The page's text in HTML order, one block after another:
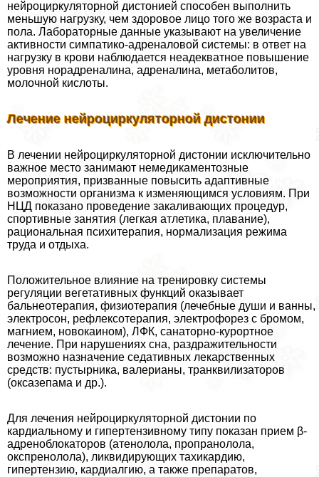
нейроциркуляторной дистонией способен выполнить
меньшую нагрузку, чем здоровое лицо того же возраста и
пола. Лабораторные данные указывают на увеличение
активности симпатико-адреналовой системы: в ответ на
нагрузку в крови наблюдается неадекватное повышение
уровня норадреналина, адреналина, метаболитов,
молочной кислоты.
Лечение нейроциркуляторной дистонии
В лечении нейроциркуляторной дистонии исключительно
важное место занимают немедикаментозные
мероприятия, призванные повысить адаптивные
возможности организма к изменяющимся условиям. При
НЦД показано проведение закаливающих процедур,
спортивные занятия (легкая атлетика, плавание),
рациональная психитерапия, нормализация режима
труда и отдыха.
Положительное влияние на тренировку системы
регуляции вегетативных функций оказывает
бальнеотерапия, физиотерапия (лечебные души и ванны,
электросон, рефлексотерапия, электрофорез с бромом,
магнием, новокаином), ЛФК, санаторно-курортное
лечение. При нарушениях сна, раздражительности
возможно назначение седативных лекарственных
средств: пустырника, валерианы, транквилизаторов
(оксазепама и др.).
Для лечения нейроциркуляторной дистонии по
кардиальному и гипертензивному типу показан прием β-
адреноблокаторов (атенолола, пропранолола,
окспренолола), ликвидирующих тахикардию,
гипертензию, кардиалгию, а также препаратов,